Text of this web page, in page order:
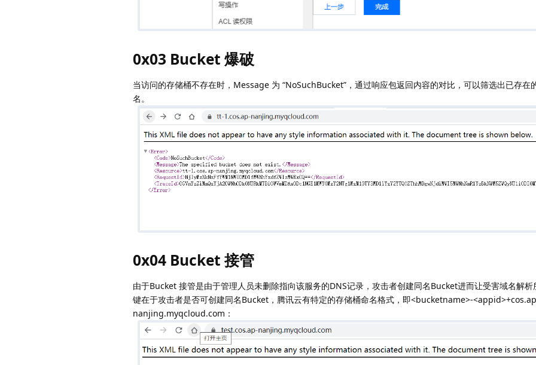
0x03 Bucket 爆破
当访问的存储桶不存在时，Message 为 “NoSuchBucket”，通过响应包返回内容的对比，可以筛选出已存在
名。
0x04 Bucket 接管
由于Bucket 接管是由于管理人员未删除指向该服务的DNS记录，攻击者创建同名Bucket进而让受害域名解析
键在于攻击者是否可创建同名Bucket，腾讯云有特定的存储桶命名格式，即<bucketname>-
nanjing.myqcloud.com：